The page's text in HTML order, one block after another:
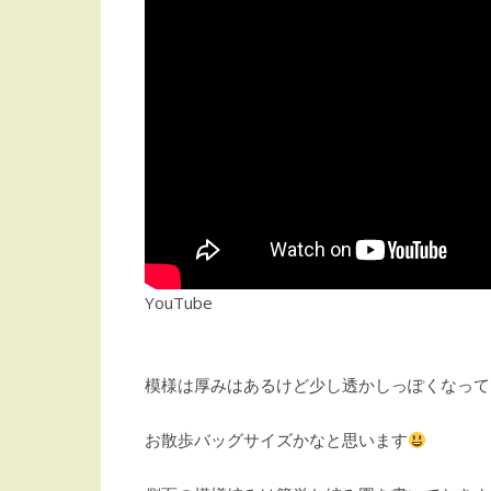
YouTube
模様は厚みはあるけど少し透かしっぽくなって
お散歩バッグサイズかなと思います